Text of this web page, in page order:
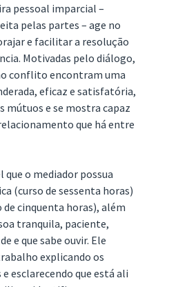
pessoal imparcial –
pelas partes – age no
e facilitar a resolução
Motivadas pelo diálogo,
conflito encontram uma
eficaz e satisfatória,
mútuos e se mostra capaz
que há entre
que o mediador possua
(curso de sessenta horas)
cinquenta horas), além
tranquila, paciente,
e que sabe ouvir. Ele
explicando os
esclarecendo que está ali